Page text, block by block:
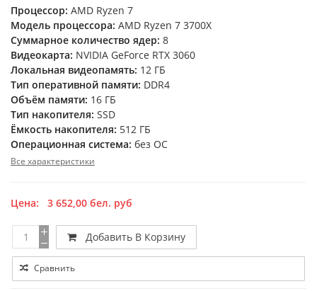
Процессор: AMD Ryzen 7
Модель процессора: AMD Ryzen 7 3700X
Суммарное количество ядер: 8
Видеокарта: NVIDIA GeForce RTX 3060
Локальная видеопамять: 12 ГБ
Тип оперативной памяти: DDR4
Объём памяти: 16 ГБ
Тип накопителя: SSD
Ёмкость накопителя: 512 ГБ
Операционная система: без ОС
Все характеристики
Цена: 3 652,00 бел. руб
Добавить В Корзину
Сравнить